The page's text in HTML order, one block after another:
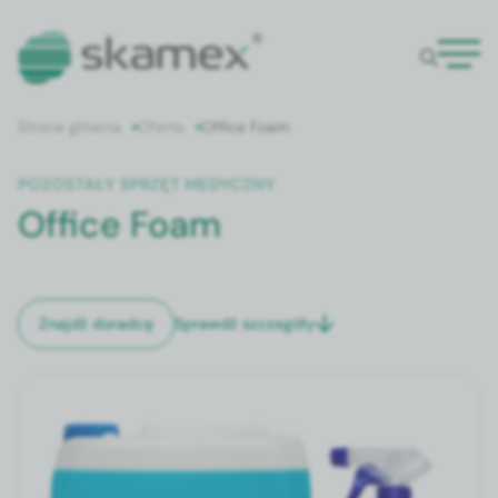
Oferta Office Foam
POZOSTAŁY SPRZĘT MEDYCZNY
Office Foam
Znajdź doradcę Sprawdź szczegóły